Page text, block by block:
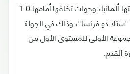
عمقت فرنسا جراح ضيفتها ألمانيا، وحولت تخلفها أمامها 0-1
على "ستاد دو فرنسا"، وذلك في الجولة
الأولى للمستوى الأول من
القدم.